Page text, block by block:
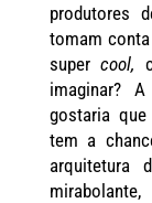
produtores
tomam conta
supercool,
imaginar?
gostaria
tem a
arquitetura